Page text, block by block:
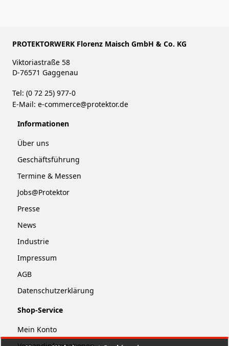
PROTEKTORWERK Florenz Maisch GmbH & Co. KG
Viktoriastraße 58
D-76571 Gaggenau
Tel: (0 72 25) 977-0
E-Mail: e-commerce@protektor.de
Informationen
Über uns
Geschäftsführung
Termine & Messen
Jobs@Protektor
Presse
News
Industrie
Impressum
AGB
Datenschutzerklärung
Shop-Service
Mein Konto